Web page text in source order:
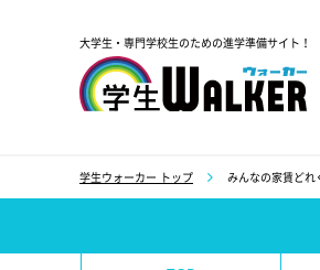
大学生・専門学校生のための進学準備サイト！
学生ウォーカー トップ みんなの家賃どれ